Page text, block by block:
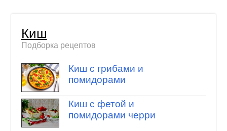
Киш
Подборка рецептов
Киш с грибами и
помидорами
Киш с фетой и
помидорами черри